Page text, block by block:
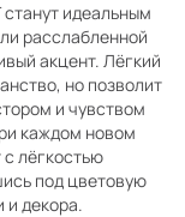
идеальным
расслабленной
акцент. Лёгкий
но позволит
и чувством
каждом новом
с лёгкостью
под цветовую
и декора.